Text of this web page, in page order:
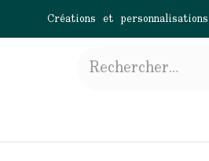
Créations et